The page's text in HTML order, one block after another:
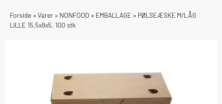
Forside » Varer » NONFOOD » EMBALLAGE » PØLSEÆSKE M/LÅG
LILLE 15,5x9x5, 100 stk